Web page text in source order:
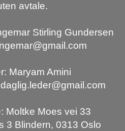
avtale.
Stirling Gundersen
Maryam Amini
Moltke Moes vei 33
3 Blindern, 0313 Oslo